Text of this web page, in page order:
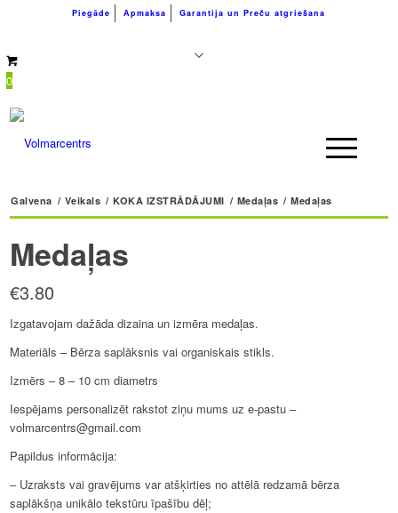
Piegāde Apmaksa Garantija un Preču atgriešana
0
Galvena / Veikals / KOKA IZSTRĀDĀJUMI / Medaļas / Medaļas
Medaļas
€3.80
Izgatavojam dažāda dizaina un izmēra medaļas.
Materiāls – Bērza saplāksnis vai organiskais stikls.
Izmērs – 8 – 10 cm diametrs
Iespējams personalizēt rakstot ziņu mums uz e-pastu –
volmarcentrs@gmail.com
Papildus informācija:
– Uzraksts vai gravējums var atšķirties no attēlā redzamā bērza
saplākšņa unikālo tekstūru īpašību dēļ;